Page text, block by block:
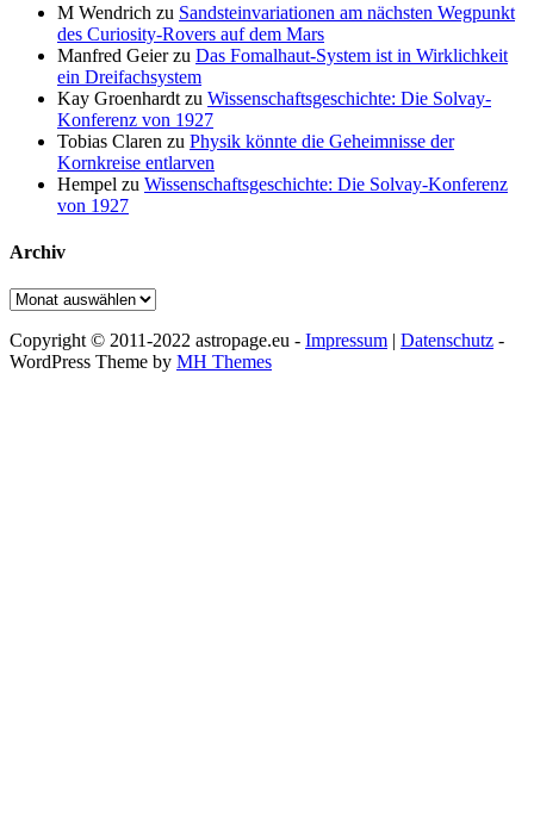
M Wendrich zu Sandsteinvariationen am nächsten Wegpunkt
des Curiosity-Rovers auf dem Mars
Manfred Geierzu Das Fomalhaut-System ist in Wirklichkeit
ein Dreifachsystem
Kay Groenhardt zu Wissenschaftsgeschichte: Die Solvay-
Konferenz von 1927
Tobias Claren zu Physik könnte die Geheimnisse der
Kornkreise entlarven
Hempel zu Wissenschaftsgeschichte: Die Solvay-Konferenz
von 1927
Archiv
Archiv
Copyright © 2011-2022 astropage.eu - Impressum | Datenschutz -
WordPress Theme by MH Themes